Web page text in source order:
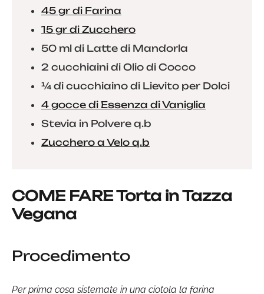
45 gr di Farina
15 gr di Zucchero
50 ml di Latte di Mandorla
2 cucchiaini di Olio di Cocco
¼ di cucchiaino di Lievito per Dolci
4 gocce di Essenza di Vaniglia
Stevia in Polvere q.b
Zucchero a Velo q.b
COME FARE Torta in Tazza
Vegana
Procedimento
Per prima cosa sistemate in una ciotola la farina